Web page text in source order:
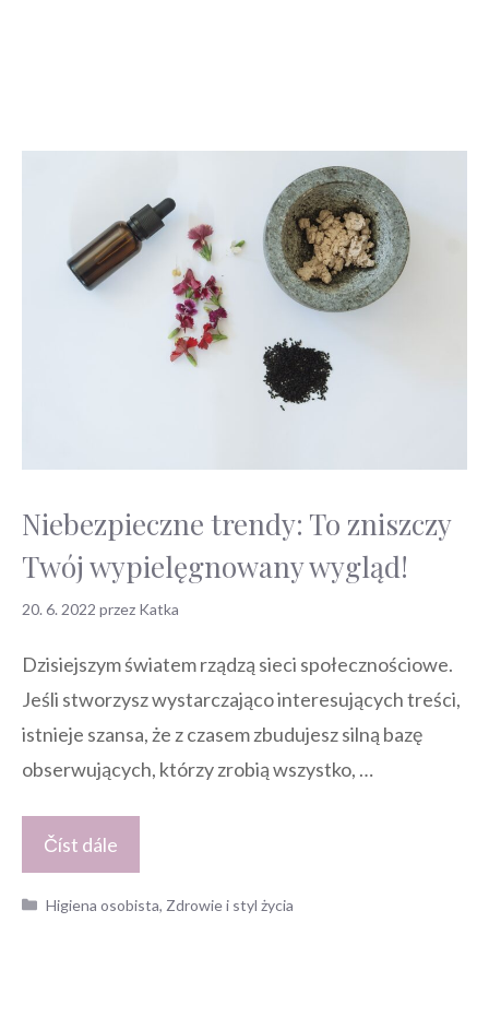
Niebezpieczne trendy: To zniszczy
Twój wypielęgnowany wygląd!
20. 6. 2022 przez Katka
Dzisiejszym światem rządzą sieci społecznościowe.
Jeśli stworzysz wystarczająco interesujących treści,
istnieje szansa, że z czasem zbudujesz silną bazę
obserwujących, którzy zrobią wszystko, …
Číst dále
Kategorie
Higiena osobista, Zdrowie i styl życia